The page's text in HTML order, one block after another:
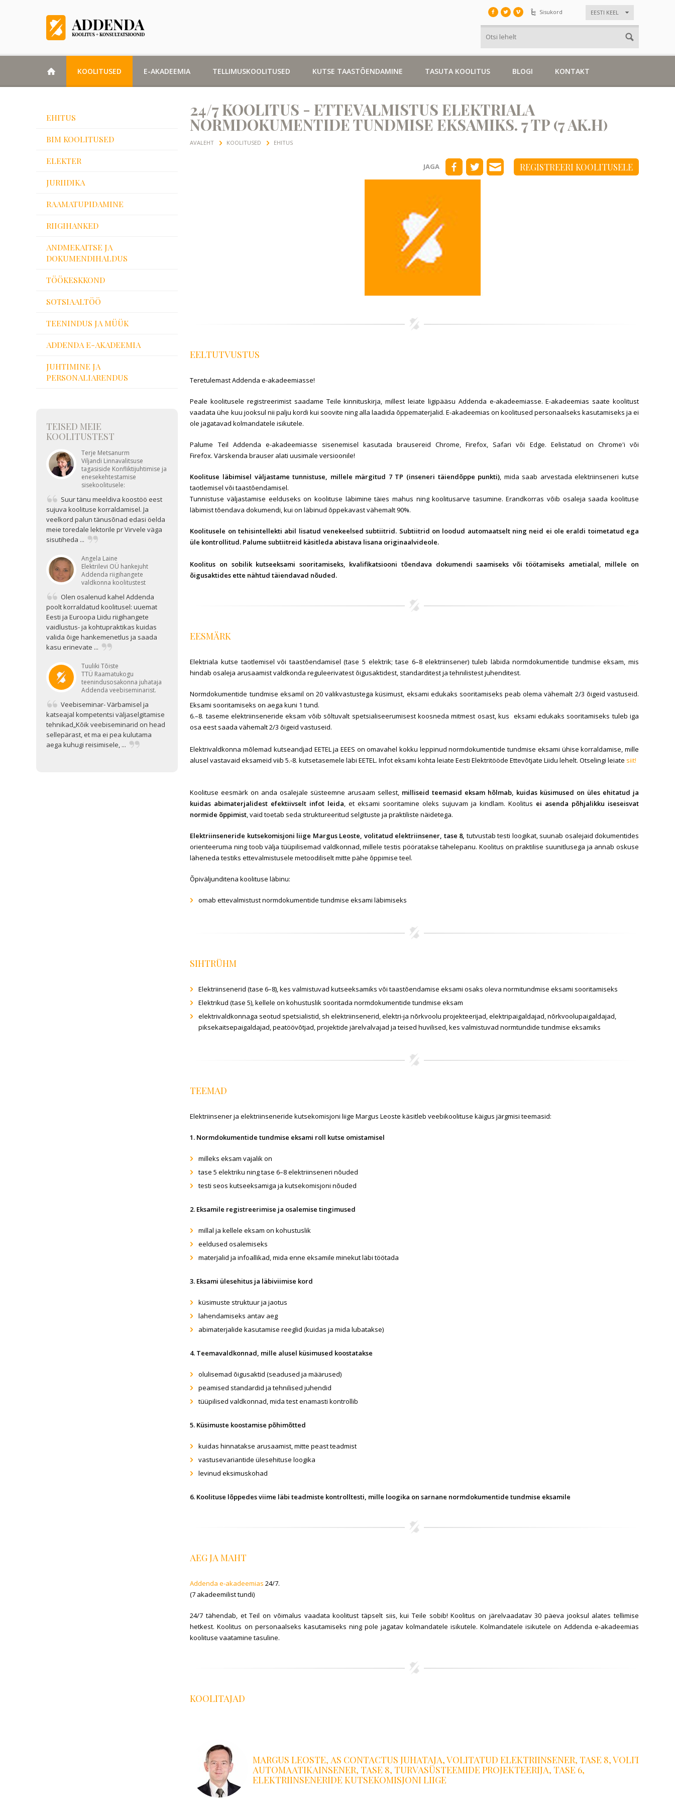
Sisukord EESTI KEEL
KOOLITUSED E-AKADEEMIA TELLIMUSKOOLITUSED KUTSE TAASTÕENDAMINE TASUTA KOOLITUS BLOGI KONTAKT
EHITUS
BIM KOOLITUSED
ELEKTER
JURIIDIKA
RAAMATUPIDAMINE
RIIGIHANKED
ANDMEKAITSE JA
DOKUMENDIHALDUS
TÖÖKESKKOND
SOTSIAALTÖÖ
TEENINDUS JA MÜÜK
ADDENDA E-AKADEEMIA
JUHTIMINE JA
PERSONALIARENDUS
TEISED MEIE
KOOLITUSTEST
Terje Metsanurm
Viljandi Linnavalitsuse
tagasiside Konfliktijuhtimise ja
enesekehtestamise
sisekoolitusele:
Suur tänu meeldiva koostöö eest
sujuva koolituse korraldamisel. Ja
veelkord palun tänusõnad edasi öelda
meie toredale lektorile pr Virvele väga
sisutiheda ...
Angela Laine
Elektrilevi OÜ hankejuht
Addenda riigihangete
valdkonna koolitustest
Olen osalenud kahel Addenda
poolt korraldatud koolitusel: uuemat
Eesti ja Euroopa Liidu riigihangete
vaidlustus- ja kohtupraktikas kuidas
valida õige hankemenetlus ja saada
kasu erinevate ...
Tuuliki Tõiste
TTÜ Raamatukogu
teenindusosakonna juhataja
Addenda veebiseminarist.
Veebiseminar- Värbamisel ja
katseajal kompetentsi väljaselgitamise
tehnikad„Kõik veebiseminarid on head
sellepärast, et ma ei pea kulutama
aega kuhugi reisimisele, ...
24/7 KOOLITUS - ETTEVALMISTUS ELEKTRIALA
NORMDOKUMENTIDE TUNDMISE EKSAMIKS. 7 TP (7 AK.H)
AVALEHT KOOLITUSED EHITUS
REGISTREERI KOOLITUSELE
JAGA
EELTUTVUSTUS
Teretulemast Addenda e-akadeemiasse!
Peale koolitusele registreerimist saadame Teile kinnituskirja, millest leiate ligipääsu Addenda e-akadeemiasse. E-akadeemias saate koolitust
vaadata ühe kuu jooksul nii palju kordi kui soovite ning alla laadida õppematerjalid. E-akadeemias on koolitused personaalseks kasutamiseks ja ei
ole jagatavad kolmandatele isikutele.
Palume Teil Addenda e-akadeemiasse sisenemisel kasutada brausereid Chrome, Firefox, Safari või Edge. Eelistatud on Chrome'i või
Firefox. Värskenda brauser alati uusimale versioonile!
Koolituse läbimisel väljastame tunnistuse, millele märgitud 7 TP (inseneri täiendõppe punkti), mida saab arvestada elektriinseneri kutse
taotlemisel või taastõendamisel.
Tunnistuse väljastamise eelduseks on koolituse läbimine täies mahus ning koolitusarve tasumine. Erandkorras võib osaleja saada koolituse
läbimist tõendava dokumendi, kui on läbinud õppekavast vähemalt 90%.
Koolitusele on tehisintellekti abil lisatud venekeelsed subtiitrid. Subtiitrid on loodud automaatselt ning neid ei ole eraldi toimetatud ega
üle kontrollitud. Palume subtiitreid käsitleda abistava lisana originaalvideole.
Koolitus on sobilik kutseeksami sooritamiseks, kvalifikatsiooni tõendava dokumendi saamiseks või töötamiseks ametialal, millele on
õigusaktides ette nähtud täiendavad nõuded.
EESMÄRK
Elektriala kutse taotlemisel või taastõendamisel (tase 5 elektrik; tase 6–8 elektriinsener) tuleb läbida normdokumentide tundmise eksam, mis
hindab osaleja arusaamist valdkonda reguleerivatest õigusaktidest, standarditest ja tehnilistest juhenditest.
Normdokumentide tundmise eksamil on 20 valikvastustega küsimust, eksami edukaks sooritamiseks peab olema vähemalt 2/3 õigeid vastuseid.
Eksami sooritamiseks on aega kuni 1 tund.
6.–8. taseme elektriinseneride eksam võib sõltuvalt spetsialiseerumisest koosneda mitmest osast, kus eksami edukaks sooritamiseks tuleb iga
osa eest saada vähemalt 2/3 õigeid vastuseid.
Elektrivaldkonna mõlemad kutseandjad EETEL ja EEES on omavahel kokku leppinud normdokumentide tundmise eksami ühise korraldamise, mille
alusel vastavaid eksameid viib 5.-8. kutsetasemele läbi EETEL. Infot eksami kohta leiate Eesti Elektritööde Ettevõtjate Liidu lehelt. Otselingi leiate siit!
Koolituse eesmärk on anda osalejale süsteemne arusaam sellest, milliseid teemasid eksam hõlmab, kuidas küsimused on üles ehitatud ja
kuidas abimaterjalidest efektiivselt infot leida, et eksami sooritamine oleks sujuvam ja kindlam. Koolitus ei asenda põhjalikku iseseisvat
normide õppimist, vaid toetab seda struktureeritud selgituste ja praktiliste näidetega.
Elektriinseneride kutsekomisjoni liige Margus Leoste, volitatud elektriinsener, tase 8, tutvustab testi loogikat, suunab osalejaid dokumentides
orienteeruma ning toob välja tüüpilisemad valdkonnad, millele testis pööratakse tähelepanu. Koolitus on praktilise suunitlusega ja annab oskuse
läheneda testiks ettevalmistusele metoodiliselt mitte pähe õppimise teel.
Õpiväljunditena koolituse läbinu:
omab ettevalmistust normdokumentide tundmise eksami läbimiseks
SIHTRÜHM
Elektriinsenerid (tase 6–8), kes valmistuvad kutseeksamiks või taastõendamise eksami osaks oleva normitundmise eksami sooritamiseks
Elektrikud (tase 5), kellele on kohustuslik sooritada normdokumentide tundmise eksam
elektrivaldkonnaga seotud spetsialistid, sh elektriinsenerid, elektri-ja nõrkvoolu projekteerijad, elektripaigaldajad, nõrkvoolupaigaldajad,
piksekaitsepaigaldajad, peatöövõtjad, projektide järelvalvajad ja teised huvilised, kes valmistuvad normtundide tundmise eksamiks
TEEMAD
Elektriinsener ja elektriinseneride kutsekomisjoni liige Margus Leoste käsitleb veebikoolituse käigus järgmisi teemasid:
1. Normdokumentide tundmise eksami roll kutse omistamisel
milleks eksam vajalik on
tase 5 elektriku ning tase 6–8 elektriinseneri nõuded
testi seos kutseeksamiga ja kutsekomisjoni nõuded
2. Eksamile registreerimise ja osalemise tingimused
millal ja kellele eksam on kohustuslik
eeldused osalemiseks
materjalid ja infoallikad, mida enne eksamile minekut läbi töötada
3. Eksami ülesehitus ja läbiviimise kord
küsimuste struktuur ja jaotus
lahendamiseks antav aeg
abimaterjalide kasutamise reeglid (kuidas ja mida lubatakse)
4. Teemavaldkonnad, mille alusel küsimused koostatakse
olulisemad õigusaktid (seadused ja määrused)
peamised standardid ja tehnilised juhendid
tüüpilised valdkonnad, mida test enamasti kontrollib
5. Küsimuste koostamise põhimõtted
kuidas hinnatakse arusaamist, mitte peast teadmist
vastusevariantide ülesehituse loogika
levinud eksimuskohad
6. Koolituse lõppedes viime läbi teadmiste kontrolltesti, mille loogika on sarnane normdokumentide tundmise eksamile
AEG JA MAHT
Addenda e-akadeemias 24/7.
(7 akadeemilist tundi)
24/7 tähendab, et Teil on võimalus vaadata koolitust täpselt siis, kui Teile sobib! Koolitus on järelvaadatav 30 päeva jooksul alates tellimise
hetkest. Koolitus on personaalseks kasutamiseks ning pole jagatav kolmandatele isikutele. Kolmandatele isikutele on Addenda e-akadeemias
koolituse vaatamine tasuline.
KOOLITAJAD
MARGUS LEOSTE,AS CONTACTUS JUHATAJA, VOLITATUD ELEKTRIINSENER, TASE 8, VOLITATUD
AUTOMAATIKAINSENER, TASE 8, TURVASÜSTEEMIDE PROJEKTEERIJA, TASE 6,
ELEKTRIINSENERIDE KUTSEKOMISJONI LIIGE